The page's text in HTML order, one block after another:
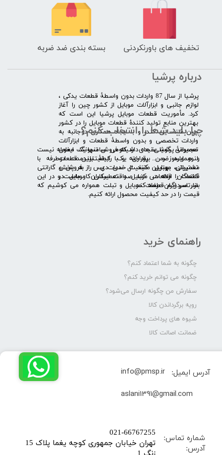
تخفیف های باورنکردنی بسته بندی ضد ضربه
درباره پرشیا
​پرشیا از سال 87 واردات بدون واسطۀ قطعات یدکی ،
لوازم جانبی و ابزارآلات موبایل از کشور چین را آغاز
کرد. مأموریت قطعات موبایل پرشیا این است که
بهترین منابع تولید کنندۀ قطعات موبایل را در کشور
چین شناسایی کند، و با ایجاد همکاری دوجانبه به
واردات تخصصی و بدون واسطۀ قطعات و ابزارآلات
تعمیراتی گوشی های شیائومی سامسونگ ایفون
لنوو ایسوز و .... پرداخته و با کیفیت­ترین قطعات
تعمیراتی موبایل مانند ال سی دی را به پخش
کنندگان قطعات موبایل و تعمیرکاران موبایل در
سرتاسر ایران عرضه کند.
راهنمای خرید
چگونه به شما اعتماد کنم؟
چگونه می توانم خرید کنم؟
سفارش من چگونه ارسال می‌شود؟
رویه برگرداندن کالا
شیوه های پرداخت وجه
ضمانت اصالت کالا
چرا باید شما را انتخاب کنم؟
​​ ​مجموعۀ پرشیا عقیده دارد که فروش تنها یک معامله نیست
و همواره ضمن برقراری یک رابطۀ بلندمدت دوطرفه با
مشتریان، بهترین کیفیت خدمات پس از فروش و گارانتی
قطعات را ارائه می­ کند. صداقت اساس کار ماست و در این
بازار سردرگم قطعات موبایل و تبلت همواره می کوشیم که
قیمت را در حد کیفیت محصول ارائه کنیم.
شماره تماس:
آدرس:
​021-66767255
تهران خیابان جمهوری کوچه یغما پلاک 15
آدرس ایمیل:
info@pmsp.ir
​aslani1391@gmail.com